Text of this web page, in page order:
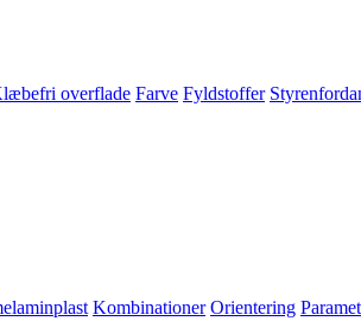
overflade Farve Fyldstoffer
Kombinationer Orientering